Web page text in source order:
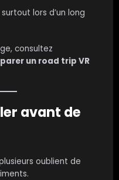
lors d’un long
consultez
un road trip VR
avant de
oublient de